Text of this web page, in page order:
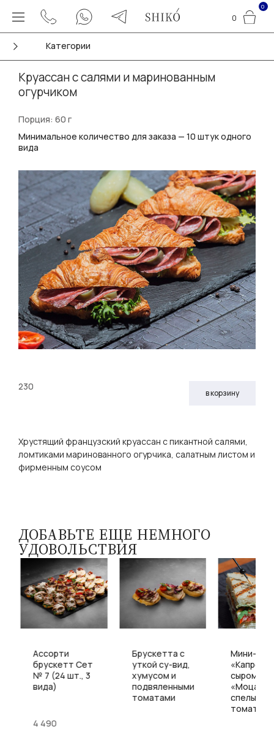
0
0
Категории
Круассан с салями и маринованным
огурчиком
Порция: 60 г
Минимальное количество для заказа — 10 штук одного
вида
230
в корзину
Хрустящий французский круассан с пикантной салями,
ломтиками маринованного огурчика, салатным листом и
фирменным соусом
ДОБАВЬТЕ ЕЩЕ НЕМНОГО
УДОВОЛЬСТВИЯ
Ассорти
брускетт Сет
№ 7 (24 шт., 3
вида)
4 490
Брускетта с
уткой су-вид,
хумусом и
подвяленными
томатами
Мини-
сыром
спелыми
томатами